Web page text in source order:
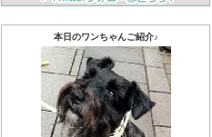
本日のワンちゃんご紹介♪